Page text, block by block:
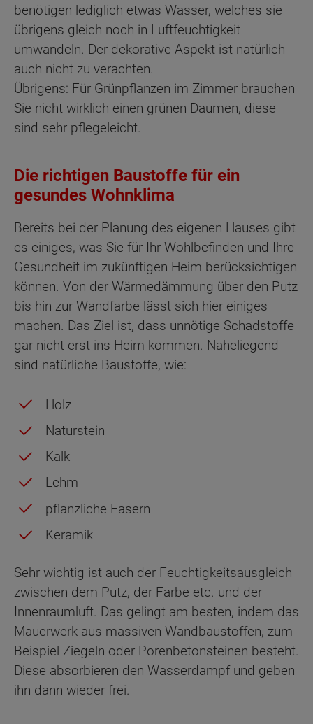
benötigen lediglich etwas Wasser, welches sie
übrigens gleich noch in Luftfeuchtigkeit
umwandeln. Der dekorative Aspekt ist natürlich
auch nicht zu verachten.
Übrigens: Für Grünpflanzen im Zimmer brauchen
Sie nicht wirklich einen grünen Daumen, diese
sind sehr pflegeleicht.
Die richtigen Baustoffe für ein
gesundes Wohnklima
Bereits bei der Planung des eigenen Hauses gibt
es einiges, was Sie für Ihr Wohlbefinden und Ihre
Gesundheit im zukünftigen Heim berücksichtigen
können. Von der Wärmedämmung über den Putz
bis hin zur Wandfarbe lässt sich hier einiges
machen. Das Ziel ist, dass unnötige Schadstoffe
gar nicht erst ins Heim kommen. Naheliegend
sind natürliche Baustoffe, wie:
Holz
Naturstein
Kalk
Lehm
pflanzliche Fasern
Keramik
Sehr wichtig ist auch der Feuchtigkeitsausgleich
zwischen dem Putz, der Farbe etc. und der
Innenraumluft. Das gelingt am besten, indem das
Mauerwerk aus massiven Wandbaustoffen, zum
Beispiel Ziegeln oder Porenbetonsteinen besteht.
Diese absorbieren den Wasserdampf und geben
ihn dann wieder frei.